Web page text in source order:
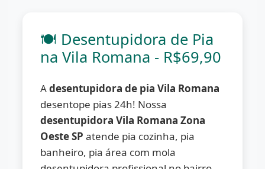
🍽️ Desentupidora de Pia
na Vila Romana - R$69,90
Adesentupidora de pia Vila Romana
desentope pias 24h! Nossa
desentupidora Vila Romana Zona
Oeste SP atende pia cozinha, pia
banheiro, pia área com mola